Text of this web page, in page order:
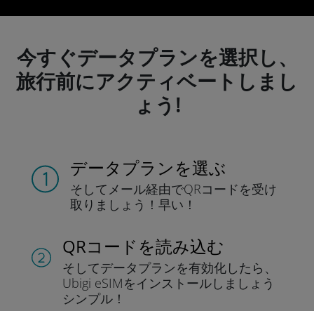
今すぐデータプランを選択し、
旅行前にアクティベートしまし
ょう!
データプランを選ぶ
そしてメール経由でQRコードを受け
取りましょう！早い！
QRコードを読み込む
そしてデータプランを有効化したら、
Ubigi eSIMをインストールしま しょう
シンプル！